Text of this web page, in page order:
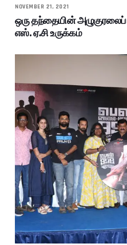
NOVEMBER 21, 2021
ஒரு தந்தையின் அழுகுரலைப்
எஸ். ஏ.சி உருக்கம்